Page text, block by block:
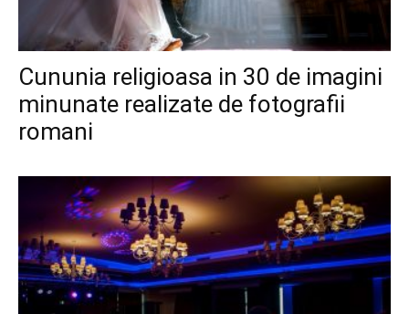
Cununia religioasa in 30 de imagini
minunate realizate de fotografii
romani